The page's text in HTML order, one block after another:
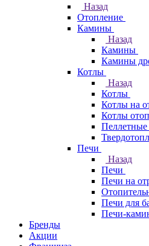
Назад
Отопление
Камины
Назад
Камины
Камины
Котлы
Назад
Котлы
Котлы на
Котлы
Пеллетные
Печи
Назад
Печи
Печи на
Печи для
Печи-
Бренды
Акции